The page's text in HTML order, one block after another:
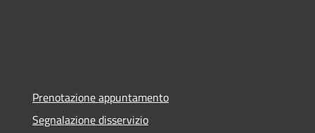
Prenotazione appuntamento
Segnalazione disservizio